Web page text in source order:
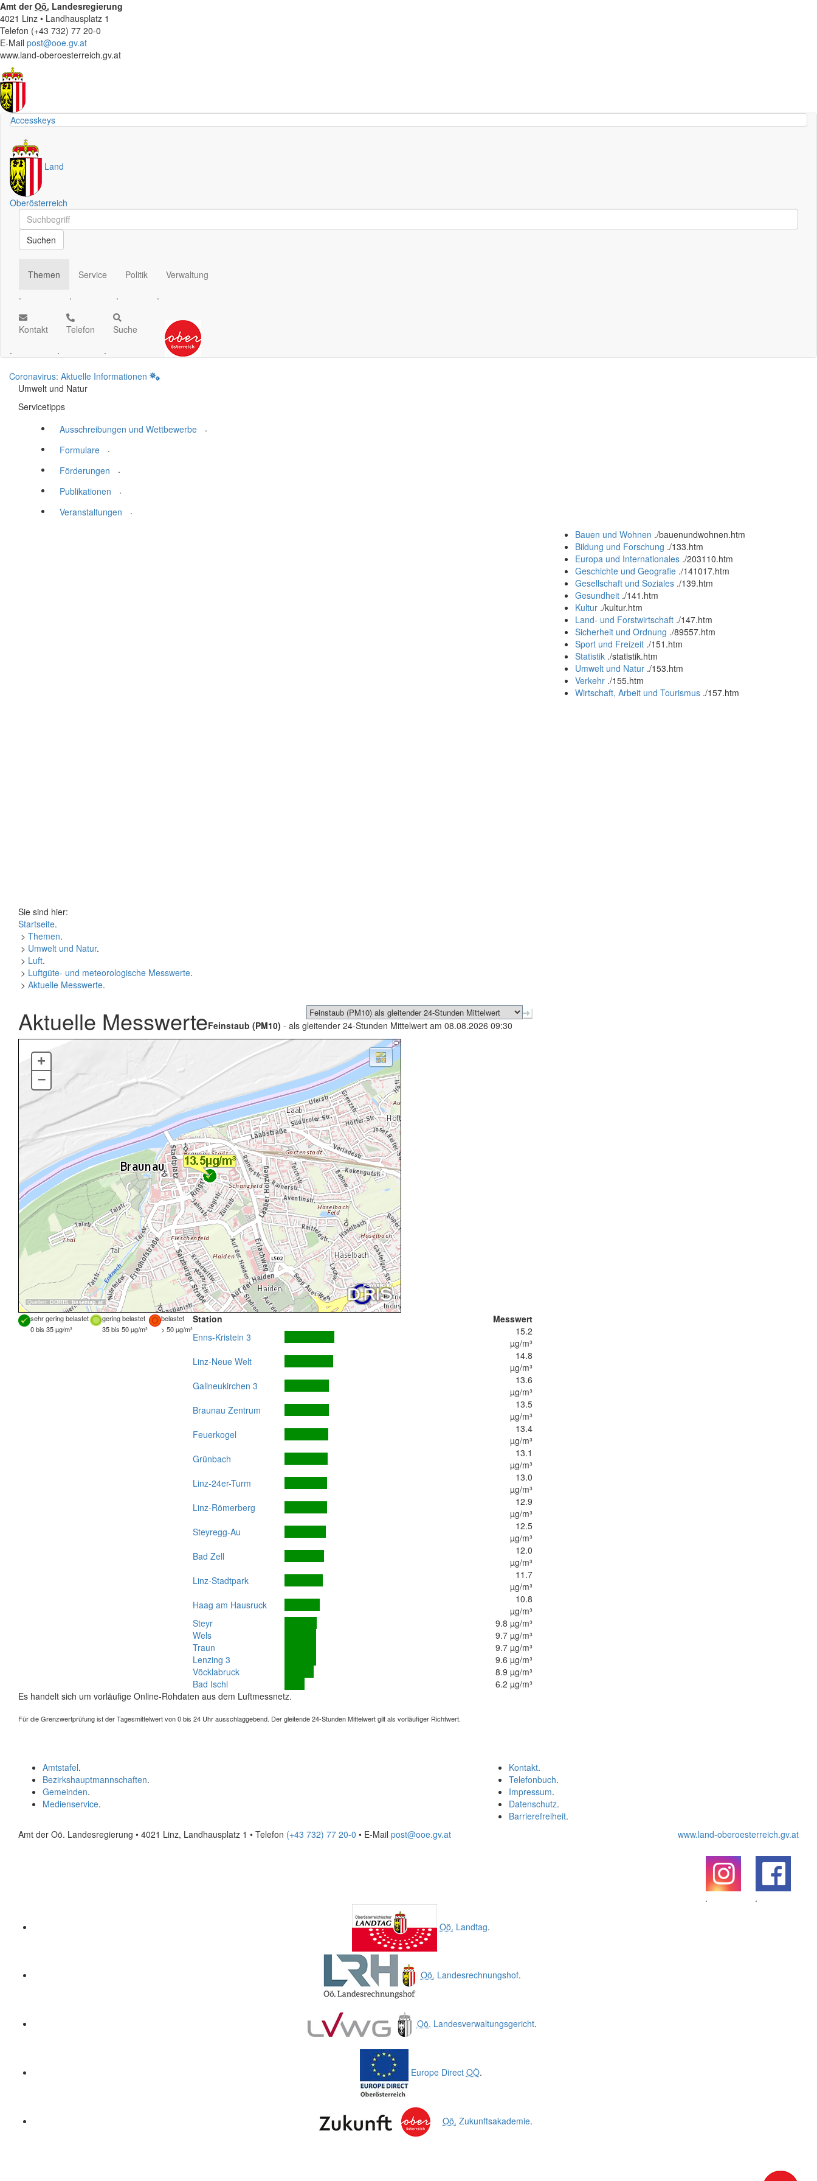
Amt derOö. Landesregierung
4021 Linz • Landhausplatz 1
Telefon (+43 732) 77 20-0
E-Mail post@ooe.gv.at
www.land-oberoesterreich.gv.at
Accesskeys
Land
Oberösterreich
Schnellsuche
Schnellsuche
Suchen
Themen
.
Service
.
Politik
.
Verwaltung
.
Kontakt
.
Telefon
.
Suche
.
Coronavirus: Aktuelle Informationen
Umwelt und Natur
Servicetipps
Ausschreibungen und Wettbewerbe
.
Formulare
.
Förderungen
.
Publikationen
.
Veranstaltungen
.
Bauen und Wohnen ./bauenundwohnen.htm
Bildung und Forschung ./133.htm
Europa und Internationales ./203110.htm
Geschichte und Geografie ./141017.htm
Gesellschaft und Soziales ./139.htm
Gesundheit ./141.htm
Kultur ./kultur.htm
Land- und Forstwirtschaft ./147.htm
Sicherheit und Ordnung ./89557.htm
Sport und Freizeit ./151.htm
Statistik ./statistik.htm
Umwelt und Natur ./153.htm
Verkehr ./155.htm
Wirtschaft, Arbeit und Tourismus ./157.htm
Sie sind hier:
Startseite.
> Themen.
> Umwelt und Natur.
> Luft.
> Luftgüte- und meteorologische Messwerte.
> Aktuelle Messwerte.
Aktuelle MesswerteFeinstaub (PM10) - als gleitender 24-Stunden Mittelwert am 08.08.2026 09:30
Quellen: DORIS, basemap.at
+
–
sehr gering belastet gering belastet
belastet
0 bis 35 µg/m³
35 bis 50 µg/m³ > 50 µg/m³
Station
Messwert
Enns-Kristein 3
15.2
µg/m³
Linz-Neue Welt
14.8
µg/m³
Gallneukirchen 3
13.6
µg/m³
Braunau Zentrum
13.5
µg/m³
Feuerkogel
13.4
µg/m³
Grünbach
13.1
µg/m³
Linz-24er-Turm
13.0
µg/m³
Linz-Römerberg
12.9
µg/m³
Steyregg-Au
12.5
µg/m³
Bad Zell
12.0
µg/m³
Linz-Stadtpark
11.7
µg/m³
Haag am Hausruck
10.8
µg/m³
Steyr
9.8 µg/m³
Wels
9.7 µg/m³
Traun
9.7 µg/m³
Lenzing 3
9.6 µg/m³
Vöcklabruck
8.9 µg/m³
Bad Ischl
6.2 µg/m³
Es handelt sich um vorläufige Online-Rohdaten aus dem Luftmessnetz.
Für die Grenzwertprüfung ist der Tagesmittelwert von 0 bis 24 Uhr ausschlaggebend. Der gleitende 24-Stunden Mittelwert gilt als vorläufiger Richtwert.
Kontakt.
Telefonbuch.
Impressum.
Datenschutz.
Barrierefreiheit.
Amtstafel.
Bezirkshauptmannschaften.
Gemeinden.
Medienservice.
Amt der Oö. Landesregierung • 4021 Linz, Landhausplatz 1 • Telefon (+43 732) 77 20-0 • E-Mail post@ooe.gv.at www.land-oberoesterreich.gv.at
.
.
Oö. Landtag.
Oö. Landesrechnungshof.
Oö. Landesverwaltungsgericht.
Europe Direct OÖ.
Oö. Zukunftsakademie.